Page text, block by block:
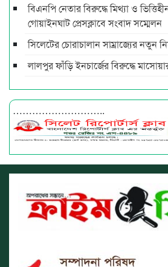
বিএনপি নেতার বিরুদ্ধে মিথ্যা ও
গোয়াইনঘাট প্রেসক্লাবে সংবাদ সম্মেলন
সিলেটের চোরাচালান সাম্রাজ্যের নতুন
লালপুর ফাঁড়ি ইনচার্জের বিরুদ্ধে
………………………..